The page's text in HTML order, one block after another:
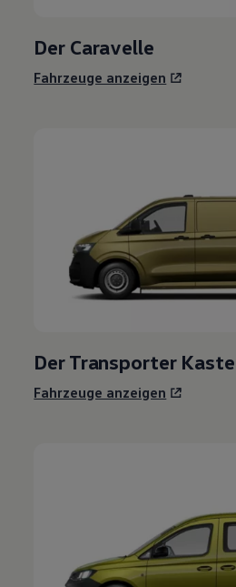
Der Caravelle
Fahrzeuge anzeigen
DerTransporter
Fahrzeuge anzeigen